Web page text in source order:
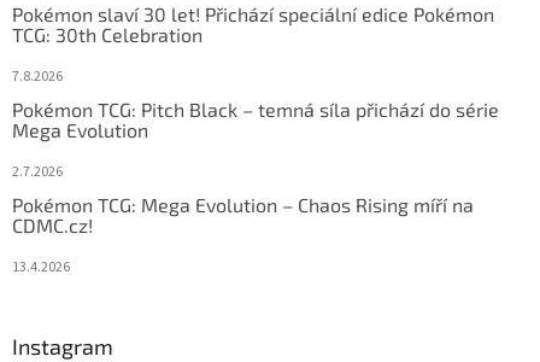
Pokémon slaví 30 let! Přichází speciální edice Pokémon
TCG: 30th Celebration
7.8.2026
Pokémon TCG: Pitch Black – temná síla přichází do série
Mega Evolution
2.7.2026
Pokémon TCG: Mega Evolution – Chaos Rising míří na
CDMC.cz!
13.4.2026
Instagram